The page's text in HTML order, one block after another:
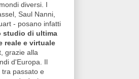
diversi. I
Saul Nanni,
- posano infatti
studio di ultima
reale e virtuale
grazie alla
d'Europa. Il
passato e